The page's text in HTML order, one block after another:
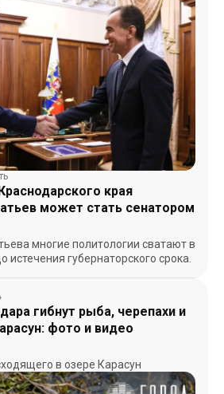
края
может стать сенатором
многие политологии сватают в
губернаторского срока.
гибнут рыба, черепахи и
фото и видео
в озере Карасун